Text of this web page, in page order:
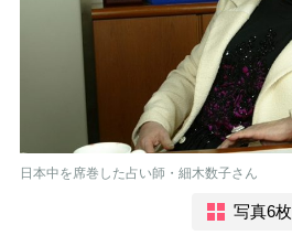
日本中を席巻した占い師・細木数子さん
写真6枚